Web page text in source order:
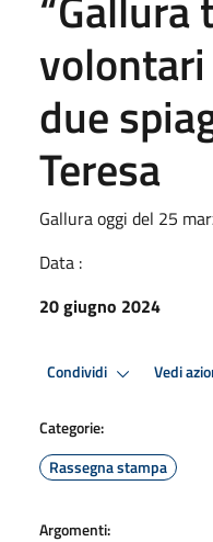
due
Teresa
Gallura oggi del 25
Data :
20 giugno 2024
Condividi Vedi
Categorie:
Rassegna stampa
Argomenti: